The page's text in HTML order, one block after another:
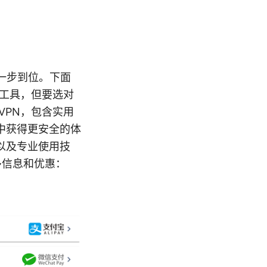
步到位。下面
具，但要选对
，包含实用
获得更安全的体
及专业使用技
息和优惠：